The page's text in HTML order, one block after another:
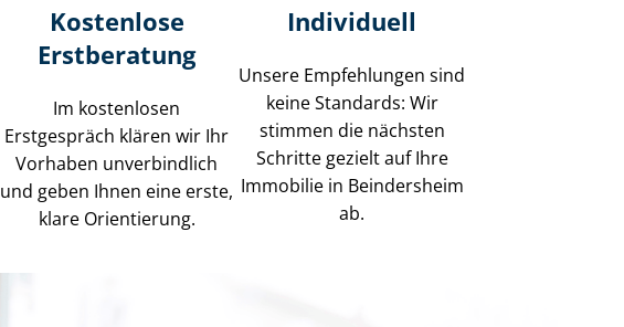
Kostenlose
Erstberatung
Im kostenlosen
Erstgespräch klären wir Ihr
Vorhaben unverbindlich
und geben Ihnen eine erste,
klare Orientierung.
Individuell
Unsere Empfehlungen sind
keine Standards: Wir
stimmen die nächsten
Schritte gezielt auf Ihre
Immobilie in Beindersheim
ab.